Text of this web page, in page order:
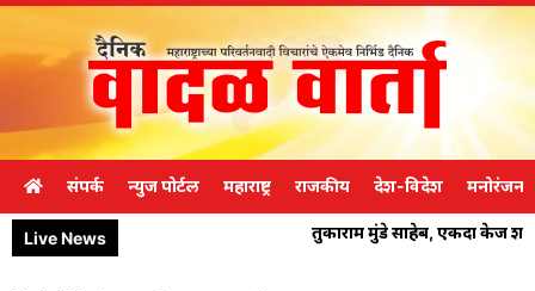
संपर्क न्युज पोर्टल महाराष्ट्र राजकीय देश-विदेश मनोरंजन
Live News तुकाराम मुंडे साहेब, एकदा केज